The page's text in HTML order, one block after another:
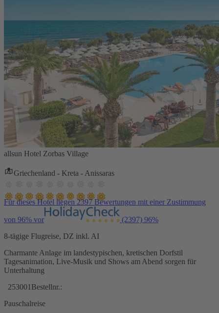
allsun Hotel Zorbas Village
Griechenland - Kreta - Anissaras
Für dieses Hotel liegen 2397 Bewertungen mit einer Zustimmung
von 96% vor (2397) 96%
8-tägige Flugreise, DZ inkl. AI
Charmante Anlage im landestypischen, kretischen Dorfstil
Tagesanimation, Live-Musik und Shows am Abend sorgen für
Unterhaltung
253001 Bestellnr.:
Pauschalreise